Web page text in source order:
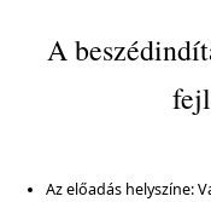
A
Az előadás helyszíne: